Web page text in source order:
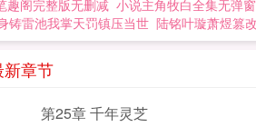
趣阁完整版无删减 小说主角牧白全集无弹窗
铸雷池我掌天罚镇压当世 陆铭叶璇萧煜篡
新章节
第25章 千年灵芝